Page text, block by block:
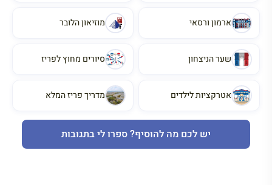
ארמון ורסאי מוזיאון הלובר
שער הניצחון סיורים מחוץ לפריז
אטרקציות לילדים מדריך פריז המלא
יש לכם מה להוסיף? ספרו לי בתגובות